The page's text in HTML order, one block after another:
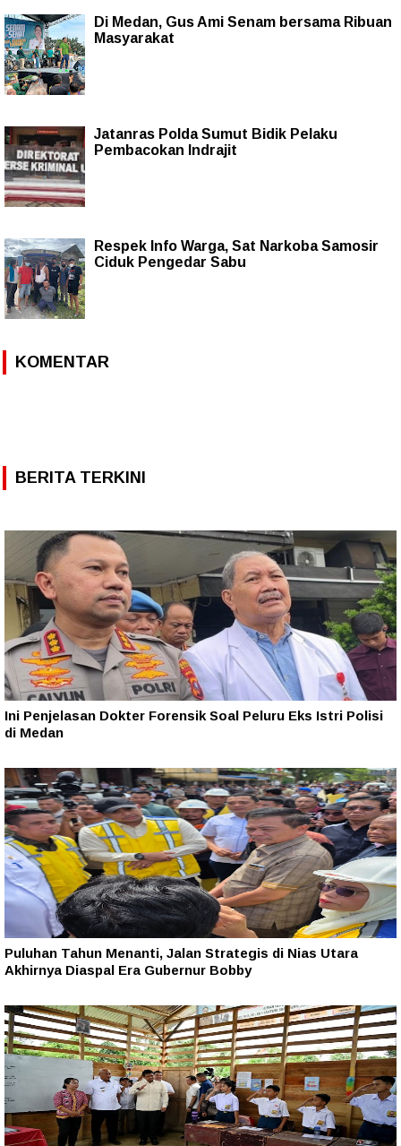
Di Medan, Gus Ami Senam bersama Ribuan
Masyarakat
Jatanras Polda Sumut Bidik Pelaku
Pembacokan Indrajit
Respek Info Warga, Sat Narkoba Samosir
Ciduk Pengedar Sabu
KOMENTAR
BERITA TERKINI
Ini Penjelasan Dokter Forensik Soal Peluru Eks Istri Polisi
di Medan
Puluhan Tahun Menanti, Jalan Strategis di Nias Utara
Akhirnya Diaspal Era Gubernur Bobby